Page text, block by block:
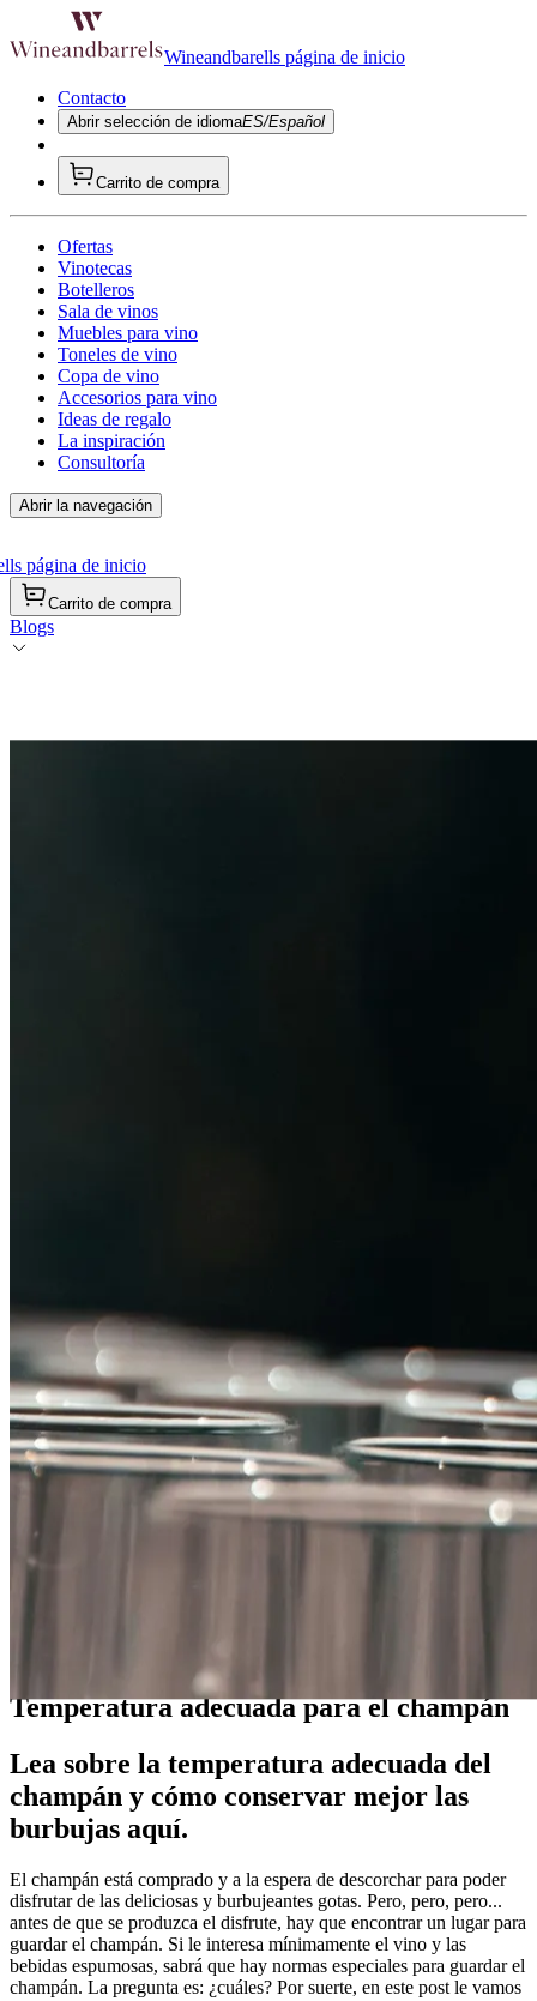
Wineandbarells página de inicio
Contacto
Abrir selección de idiomaES/Español
Carrito de compra
Ofertas
Vinotecas
Botelleros
Sala de vinos
Muebles para vino
Toneles de vino
Copa de vino
Accesorios para vino
Ideas de regalo
La inspiración
Consultoría
Abrir la navegación
página de inicio
Carrito de compra
Blogs
Temperatura adecuada para el champán
Lea sobre la temperatura adecuada del
champán y cómo conservar mejor las
burbujas aquí.
El champán está comprado y a la espera de descorchar para poder
disfrutar de las deliciosas y burbujeantes gotas. Pero, pero, pero...
antes de que se produzca el disfrute, hay que encontrar un lugar para
guardar el champán. Si le interesa mínimamente el vino y las
bebidas espumosas, sabrá que hay normas especiales para guardar el
champán. La pregunta es: ¿cuáles? Por suerte, en este post le vamos